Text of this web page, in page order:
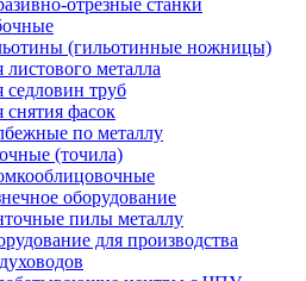
отрезные станки
(гильотинные ножницы)
листового металла
седловин труб
снятия фасок
по металлу
(точила)
оборудование
пилы металлу
для производства